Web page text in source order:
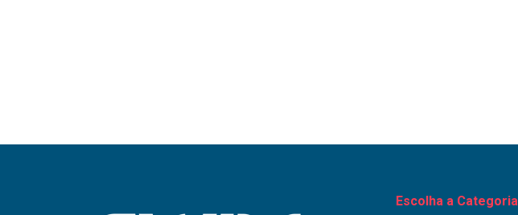
Escolha a Categoria